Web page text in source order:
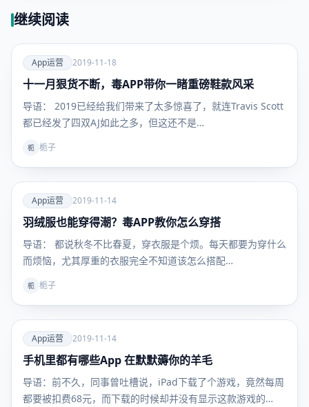
继续阅读
爱
App运
App运营 2019-11-18
十一月狠货不断，毒APP带你一睹重磅鞋款风采
导语： 2019已经给我们带来了太多惊喜了，就连Travis Scott
都已经发了四双AJ如此之多，但这还不是…
栀 栀子
爱
App运
营
App运营 2019-11-14
羽绒服也能穿得潮？毒APP教你怎么穿搭
导语： 都说秋冬不比春夏，穿衣服是个烦。每天都要为穿什么
而烦恼，尤其厚重的衣服完全不知道该怎么搭配…
栀 栀子
爱
App运
营
App运营 2019-11-14
手机里都有哪些App 在默默薅你的羊毛
导语：前不久，同事曾吐槽说，iPad下载了个游戏，竟然每周
都要被扣费68元，而下载的时候却并没有显示这款游戏的…